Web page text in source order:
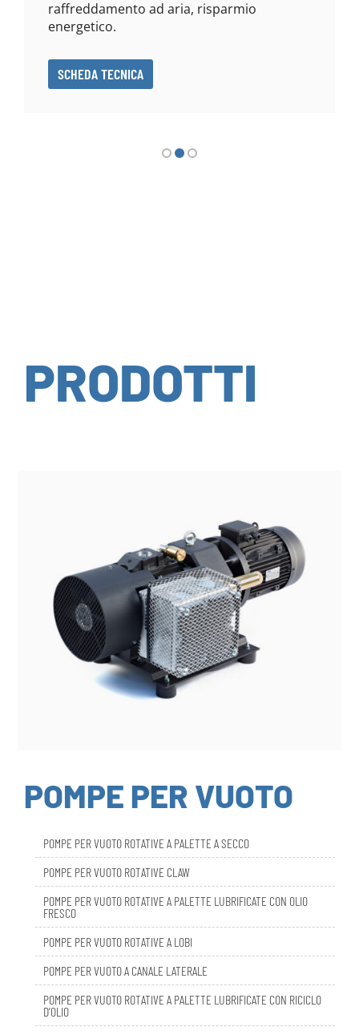
raffreddamento ad aria, risparmio
energetico.
SCHEDA TECNICA
PRODOTTI
POMPE PER VUOTO
POMPE PER VUOTO ROTATIVE CLAW
POMPE PER VUOTO ROTATIVE A PALETTE LUBRIFICATE CON OLIO
FRESCO
POMPE PER VUOTO ROTATIVE A LOBI
POMPE PER VUOTO A CANALE LATERALE
POMPE PER VUOTO ROTATIVE A PALETTE LUBRIFICATE CON RICICLO
D’OLIO
DBL SMART